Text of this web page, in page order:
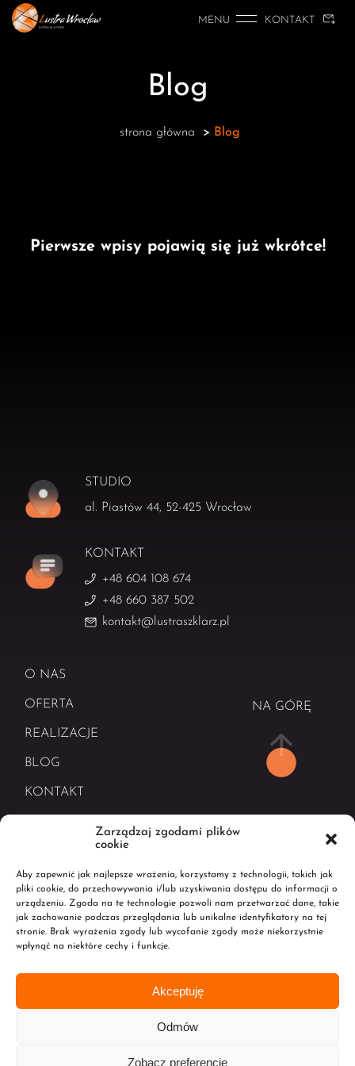
Zarządzaj zgodami plików
cookie
Aby zapewnić jak najlepsze wrażenia, korzystamy z technologii, takich jak
pliki cookie, do przechowywania i/lub uzyskiwania dostępu do informacji o
urządzeniu. Zgoda na te technologie pozwoli nam przetwarzać dane, takie
jak zachowanie podczas przeglądania lub unikalne identyfikatory na tej
stronie. Brak wyrażenia zgody lub wycofanie zgody może niekorzystnie
wpłynąć na niektóre cechy i funkcje.
Akceptuję
Odmów
Zobacz preferencje
MENU KONTAKT
Blog
strona główna > Blog
Pierwsze wpisy pojawią się już wkrótce!
Profesjonalny zakład szklarski, działający na
STUDIO
al. Piastów 44, 52-425 Wrocław
KONTAKT
+48 604 108 674
+48 660 387 502
kontakt@lustraszklarz.pl
O NAS
OFERTA
REALIZACJE
BLOG
KONTAKT
NA GÓRĘ
@2026 Lustra Wrocław. Zaprojektowane i tworzone z